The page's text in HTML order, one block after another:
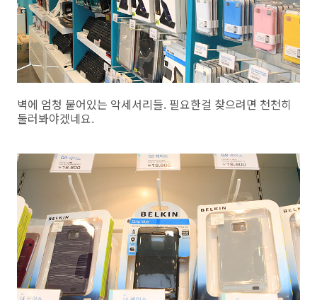
벽에 엄청 붙어있는 악세서리들. 필요한걸 찾으려면 천천히
둘러봐야겠네요.